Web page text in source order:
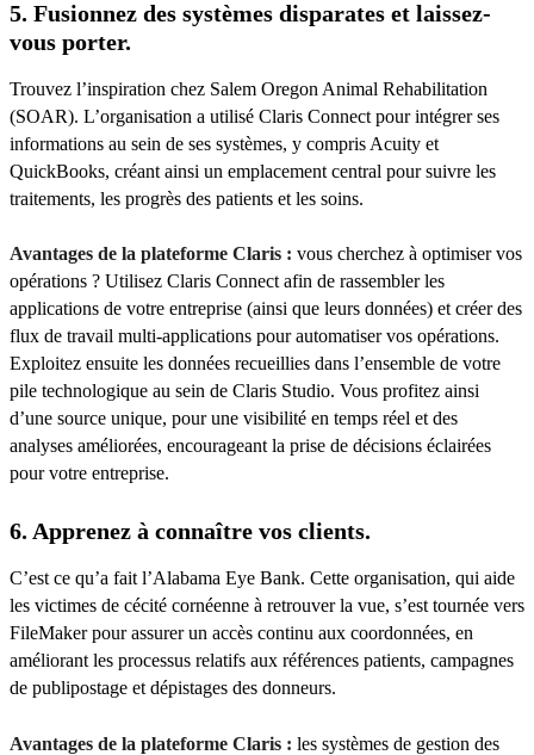
5. Fusionnez des systèmes disparates et laissez-
vous porter.
Trouvez l’inspiration chez Salem Oregon Animal Rehabilitation
(SOAR). L’organisation a utilisé Claris Connect pour intégrer ses
informations au sein de ses systèmes, y compris Acuity et
QuickBooks, créant ainsi un emplacement central pour suivre les
traitements, les progrès des patients et les soins.
Avantages de la plateforme Claris : vous cherchez à optimiser vos
opérations ? Utilisez Claris Connect afin de rassembler les
applications de votre entreprise (ainsi que leurs données) et créer des
flux de travail multi-applications pour automatiser vos opérations.
Exploitez ensuite les données recueillies dans l’ensemble de votre
pile technologique au sein de Claris Studio. Vous profitez ainsi
d’une source unique, pour une visibilité en temps réel et des
analyses améliorées, encourageant la prise de décisions éclairées
pour votre entreprise.
6. Apprenez à connaître vos clients.
C’est ce qu’a fait l’Alabama Eye Bank. Cette organisation, qui aide
les victimes de cécité cornéenne à retrouver la vue, s’est tournée vers
FileMaker pour assurer un accès continu aux coordonnées, en
améliorant les processus relatifs aux références patients, campagnes
de publipostage et dépistages des donneurs.
Avantages de la plateforme Claris : les systèmes de gestion des